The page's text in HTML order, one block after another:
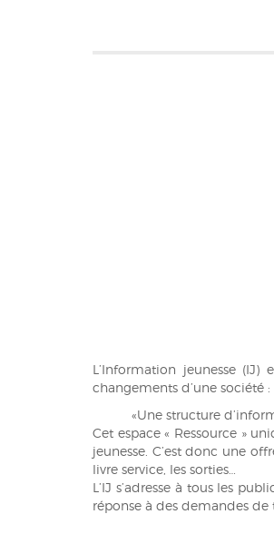
L’Information jeunesse
changements d’une société
«Une structure
Cet espace « Ressource »
jeunesse. C’est donc une
livre service, les sorties…
L’IJ s’adresse à tous les
réponse à des demandes de